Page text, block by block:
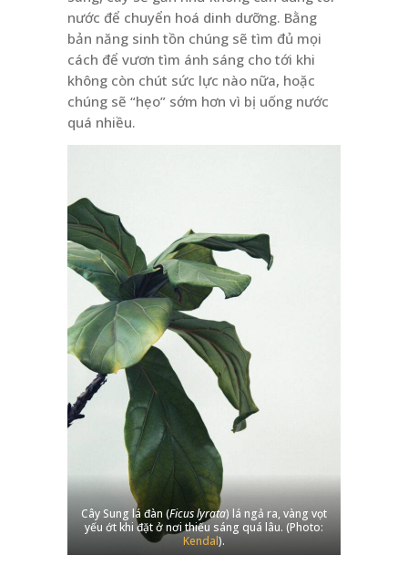
nước để chuyển hoá dinh dưỡng. Bằng
bản năng sinh tồn chúng sẽ tìm đủ mọi
cách để vươn tìm ánh sáng cho tới khi
không còn chút sức lực nào nữa, hoặc
chúng sẽ “hẹo” sớm hơn vì bị uống nước
quá nhiều.
Cây Sung lá đàn (Ficus lyrata) lá ngả ra, vàng vọt
yếu ớt khi đặt ở nơi thiếu sáng quá lâu. (Photo:
Kendal).